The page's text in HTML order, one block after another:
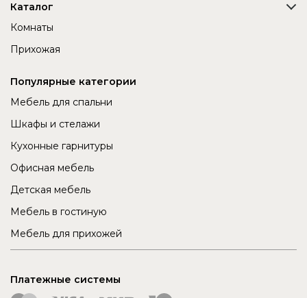
Каталог
Комнаты
Прихожая
Популярные категории
Мебель для спальни
Шкафы и стелажи
Кухонные гарнитуры
Офисная мебель
Детская мебель
Мебель в гостиную
Мебель для прихожей
Платежные системы